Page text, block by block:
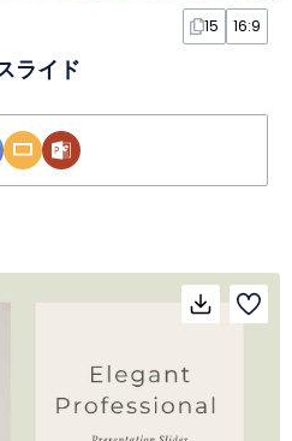
15 16:9
ライド